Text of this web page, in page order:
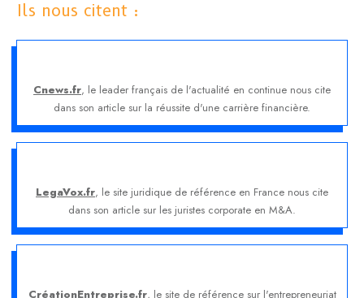
Ils nous citent :
Cnews.fr, le leader français de l'actualité en continue nous cite
dans son article sur la réussite d'une carrière financière.
LegaVox.fr, le site juridique de référence en France nous cite
dans son article sur les juristes corporate en M&A.
CréationEntreprise.fr, le site de référence sur l'entrepreneuriat